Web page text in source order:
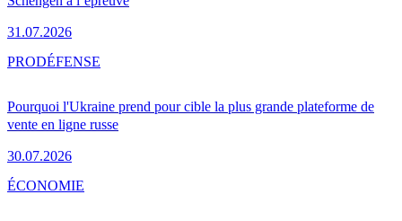
31.07.2026
Pourquoi l'Ukraine prend pour cible la plus grande plateforme de
vente en ligne russe
30.07.2026
PRODÉFENSE
ÉCONOMIE